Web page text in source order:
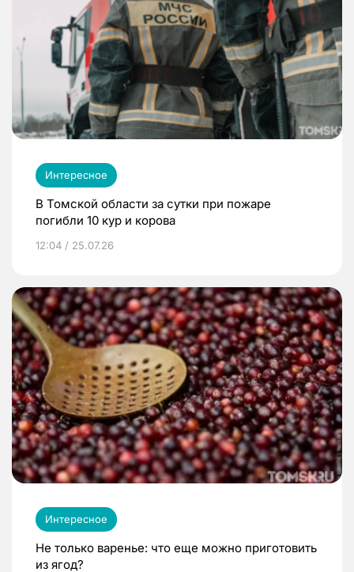
Интересное
В Томской области за сутки при пожаре
погибли 10 кур и корова
12:04 / 25.07.26
Интересное
Не только варенье: что еще можно приготовить
из ягод?